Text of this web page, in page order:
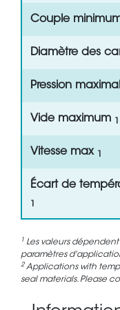
Couple
Diamètre des
Pression
Vide maximum
Vitesse max
Écart de
1 Les valeurs
paramètres
2 Applications with
seal materials. Please